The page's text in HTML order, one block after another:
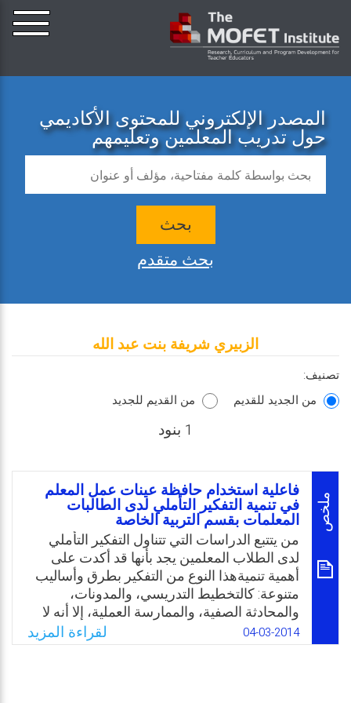
المصدر الإلكتروني للمحتوى الأكاديمي
حول تدريب المعلمين وتعليمهم
بحث
بحث متقدم
الزبيري شريفة بنت عبد الله
تصنيف:
من الجديد للقديم
من القديم للجديد
1 بنود
ملخص
فاعلية استخدام حافظة عينات عمل المعلم
في تنمية التفكير التأملي لدى الطالبات
المعلمات بقسم التربية الخاصة
من يتتبع الدراسات التي تتناول التفكير التأملي
لدى الطلاب المعلمين يجد بأنها قد أكدت على
أهمية تنميةهذا النوع من التفكير بطرق وأساليب
متنوعة: كالتخطيط التدريسي، والمدونات،
والمحادثة الصفية، والممارسة العملية، إلا أنه لا
توجد دراسة عالجت استخدام حافظة عينات عمل
المعلم(TWS) في تنمية التفكير التأملي لدى
04-03-2014 لقراءة المزيد